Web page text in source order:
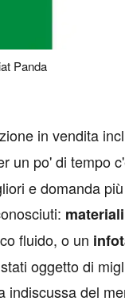
Panda
in vendita
un po' di tempo
e domanda
fluido, o un
oggetto di
indiscussa del